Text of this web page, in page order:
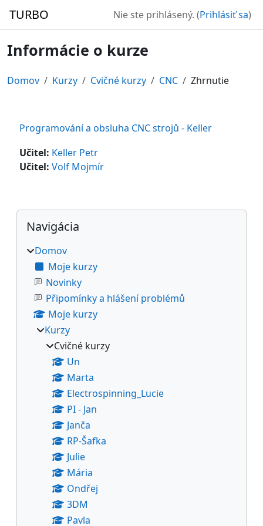
TURBO Nie ste prihlásený. (Prihlásiť sa)
Informácie o kurze
Domov Kurzy Cvičné kurzy CNC Zhrnutie
Programování a obsluha CNC strojů - Keller
Učitel: Keller Petr
Učitel: Volf Mojmír
Bloky
Preskočiť Navigácia
Navigácia
Domov
Moje kurzy
Novinky
Připomínky a hlášení problémů
Moje kurzy
Kurzy
Cvičné kurzy
Un
Marta
Electrospinning_Lucie
PI - Jan
Janča
RP-Šafka
Julie
Mária
Ondřej
3DM
Pavla